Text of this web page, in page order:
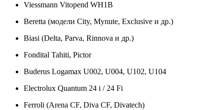
Viessmann Vitopend WH1B
Beretta (модели City, Mynute, Exclusive и др.)
Biasi (Delta, Parva, Rinnova и др.)
Fondital Tahiti, Pictor
Buderus Logamax U002, U004, U102, U104
Electrolux Quantum 24 i / 24 Fi
Ferroli (Arena CF, Diva CF, Divatech)